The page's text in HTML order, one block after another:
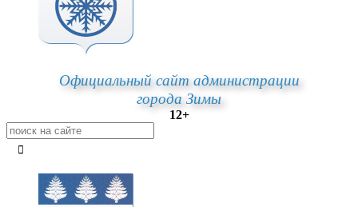
Официальный сайт администрации
города Зимы
12+